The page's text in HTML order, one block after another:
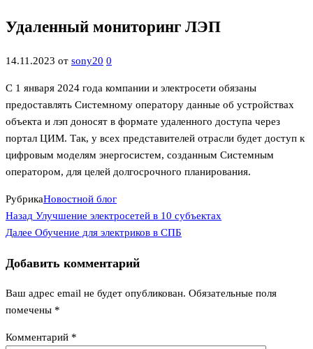
Удаленный мониторинг ЛЭП
14.11.2023 от sony20 0
С 1 января 2024 года компании и электросети обязаны
предоставлять Системному оператору данные об устройствах
объекта и лэп доносят в формате удаленного доступа через
портал ЦИМ. Так, у всех представителей отрасли будет доступ к
цифровым моделям энергосистем, созданным Системным
оператором, для целей долгосрочного планирования.
РубрикаНовостной блог
Навигация
записям
Предыдущая
запись
Назад Улучшение электросетей в 10 субъектах
Следующая
Далее Обучение для электриков в СПБ
Добавить комментарий
Ваш адрес email не будет опубликован. Обязательные поля
помечены *
Комментарий *